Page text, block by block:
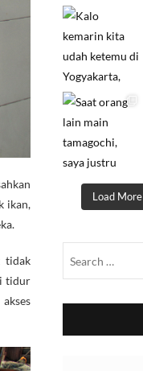
ikan,
tidak
tidur
Load More